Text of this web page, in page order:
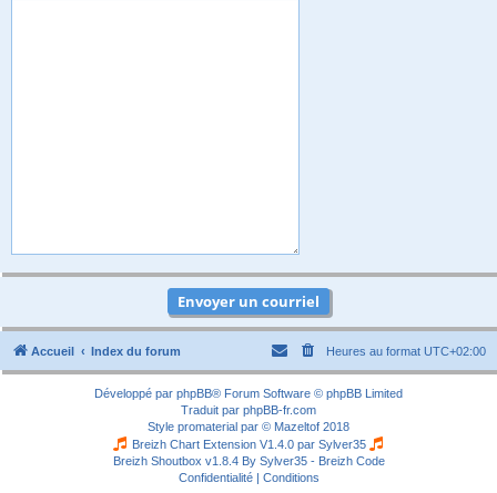
Accueil Index du forum Heures au format UTC+02:00
Développé par phpBB® Forum Software © phpBB Limited
Traduit par phpBB-fr.com
Style promaterial par © Mazeltof 2018
Breizh Chart Extension V1.4.0 par Sylver35
Breizh Shoutbox v1.8.4 By Sylver35 - Breizh Code
Confidentialité| Conditions